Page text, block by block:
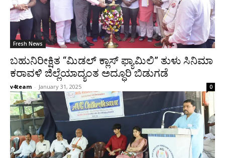
Fresh News
ಬಹುನಿರೀಕ್ಷಿತ “ಮಿಡಲ್ ಕ್ಲಾಸ್ ಫ್ಯಾಮಿಲಿ” ತುಳು ಸಿನಿಮಾ
ಕರಾವಳಿ ಜಿಲ್ಲೆಯಾದ್ಯಂತ ಅದ್ಧೂರಿ ಬಿಡುಗಡೆ
v4team - January 31, 2025 0